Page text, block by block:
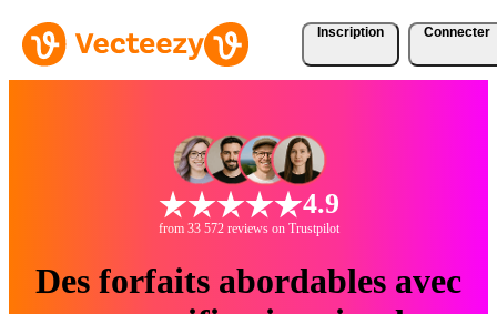
Inscription Connecter
4.9
from 33 572 reviews on Trustpilot
Des forfaits abordables avec